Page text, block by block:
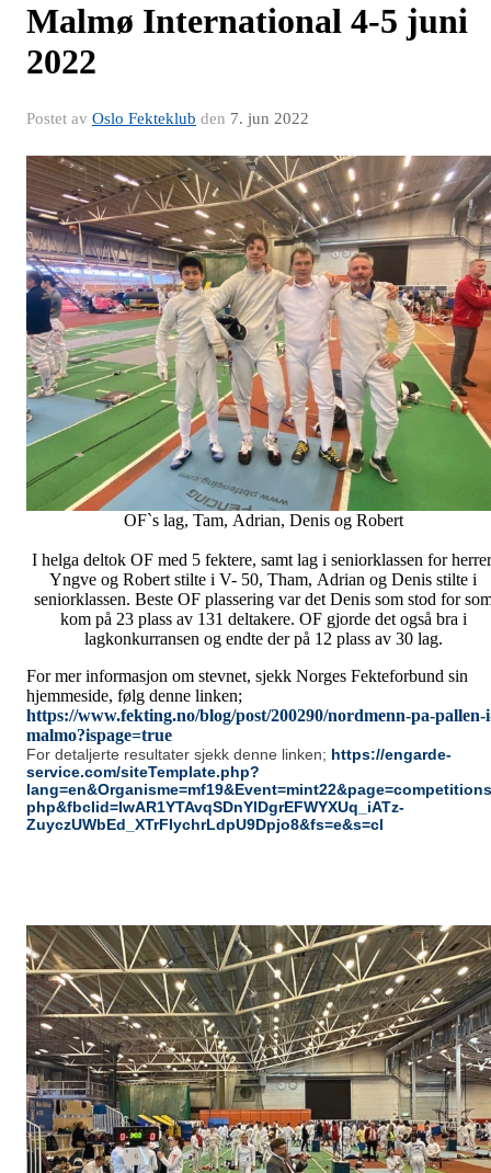
Malmø International 4-5 juni
2022
Postet av Oslo Fekteklub den 7. jun 2022
OF`s lag, Tam, Adrian, Denis og Robert
I helga deltok OF med 5 fektere, samt lag i seniorklassen for
Yngve og Robert stilte i V- 50, Tham, Adrian og Denis stilte i
seniorklassen. Beste OF plassering var det Denis som stod for
kom på 23 plass av 131 deltakere. OF gjorde det også bra i
lagkonkurransen og endte der på 12 plass av 30 lag.
For mer informasjon om stevnet, sjekk Norges Fekteforbund sin
hjemmeside, følg denne linken;
https://www.fekting.no/blog/post/200290/nordmenn-pa-pallen-
malmo?ispage=true
For detaljerte resultater sjekk denne linken; https://engarde-
service.com/siteTemplate.php?
php&fbclid=IwAR1YTAvqSDnYlDgrEFWYXUq_iATz-
ZuyczUWbEd_XTrFIychrLdpU9Dpjo8&fs=e&s=cl